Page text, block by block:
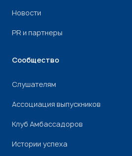
Новости
PR и партнеры
Сообщество
Слушателям
Ассоциация выпускников
Клуб Амбассадоров
Истории успеха